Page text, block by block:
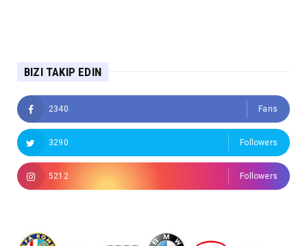
BIZI TAKIP EDIN
2340 Fans
3290 Followers
5212 Followers